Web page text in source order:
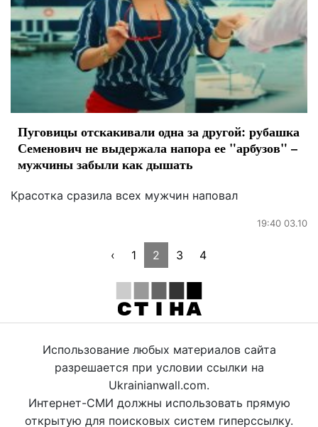
Пуговицы отскакивали одна за другой: рубашка
Семенович не выдержала напора ее "арбузов" –
мужчины забыли как дышать
Красотка сразила всех мужчин наповал
19:40 03.10
‹ 1 2 3 4
Использование любых материалов сайта
разрешается при условии ссылки на
Ukrainianwall.com.
Интернет-СМИ должны использовать прямую
открытую для поисковых систем гиперссылку.